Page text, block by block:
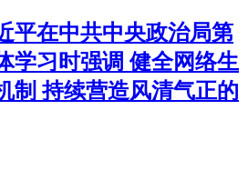
平在中共中央政治局第
学习时强调 健全网络生
制 持续营造风清气正的